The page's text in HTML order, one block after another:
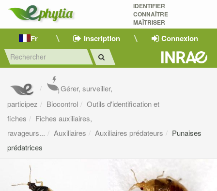
IDENTIFIER
CONNAÎTRE
MAÎTRISER
Fr Inscription Connexion
Gérer, surveiller,
participez
Biocontrol
Outils d'identification et
fiches
Fiches auxiliaires,
ravageurs...
Auxiliaires Auxiliaires prédateurs
Punaises
prédatrices